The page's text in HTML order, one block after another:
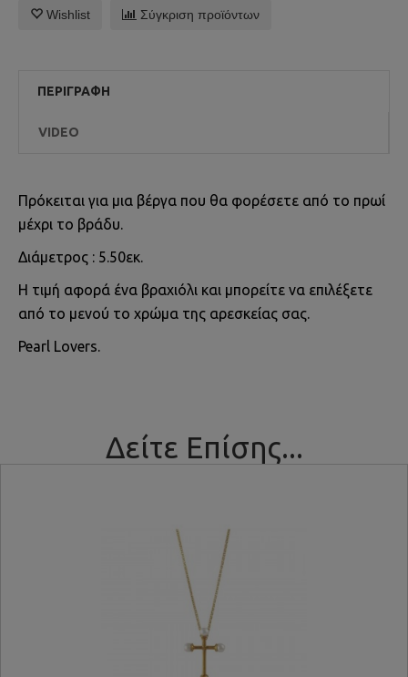
Wishlist Σύγκριση προϊόντων
ΠΕΡΙΓΡΑΦΉ
VIDEO
Πρόκειται για μια βέργα που θα φορέσετε από το πρωί
μέχρι το βράδυ.
Διάμετρος : 5.50εκ.
Η τιμή αφορά ένα βραχιόλι και μπορείτε να επιλέξετε
από το μενού το χρώμα της αρεσκείας σας.
Pearl Lovers.
Δείτε Επίσης...